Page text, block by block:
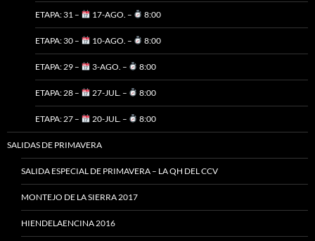
ETAPA: 31 – 17-AGO. – 8:00
ETAPA: 30 – 10-AGO. – 8:00
ETAPA: 29 – 3-AGO. – 8:00
ETAPA: 28 – 27-JUL. – 8:00
ETAPA: 27 – 20-JUL. – 8:00
SALIDAS DE PRIMAVERA
SALIDA ESPECIAL DE PRIMAVERA – LA QH DEL CCV
MONTEJO DE LA SIERRA 2017
HIENDELAENCINA 2016